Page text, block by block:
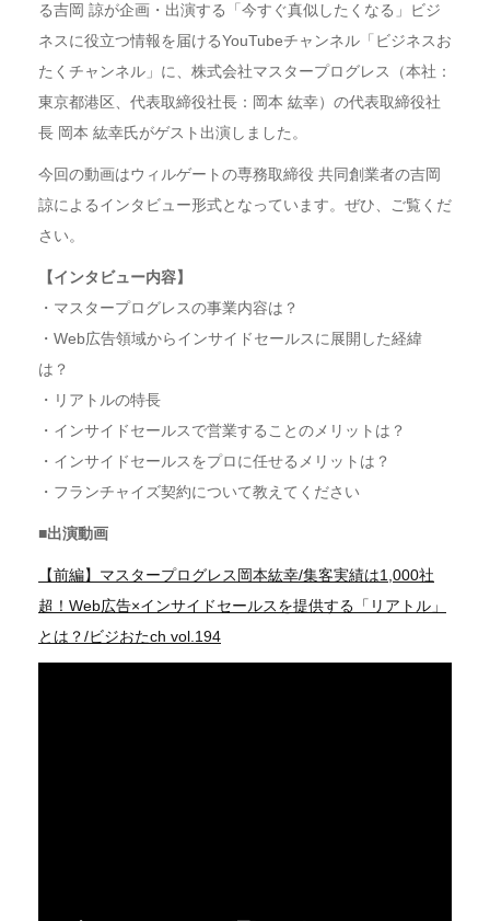
る吉岡 諒が企画・出演する「今すぐ真似したくなる」ビジ
ネスに役立つ情報を届けるYouTubeチャンネル「ビジネスお
たくチャンネル」に、株式会社マスタープログレス（本社：
東京都港区、代表取締役社長：岡本 紘幸）の代表取締役社
長 岡本 紘幸氏がゲスト出演しました。
今回の動画はウィルゲートの専務取締役 共同創業者の吉岡
諒によるインタビュー形式となっています。ぜひ、ご覧くだ
さい。
【インタビュー内容】
・マスタープログレスの事業内容は？
・Web広告領域からインサイドセールスに展開した経緯
は？
・リアトルの特長
・インサイドセールスで営業することのメリットは？
・インサイドセールスをプロに任せるメリットは？
・フランチャイズ契約について教えてください
■出演動画
【前編】マスタープログレス岡本紘幸/集客実績は1,000社
超！Web広告×インサイドセールスを提供する「リアトル」
とは？/ビジおたch vol.194